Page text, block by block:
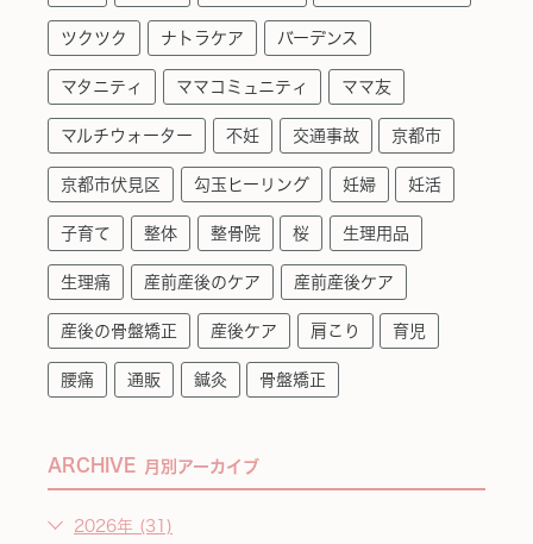
ツクツク ナトラケア バーデンス
マタニティ ママコミュニティ ママ友
マルチウォーター 不妊 交通事故 京都市
京都市伏見区 勾玉ヒーリング 妊婦 妊活
子育て 整体 整骨院 桜 生理用品
生理痛 産前産後のケア 産前産後ケア
産後の骨盤矯正 産後ケア 肩こり 育児
腰痛 通販 鍼灸 骨盤矯正
ARCHIVE 月別アーカイブ
2026年 (31)